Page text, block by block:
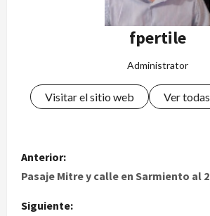
fpertile
Administrator
Visitar el sitio web Ver
Anterior:
Pasaje Mitre y calle en Sarmiento al
Siguiente: